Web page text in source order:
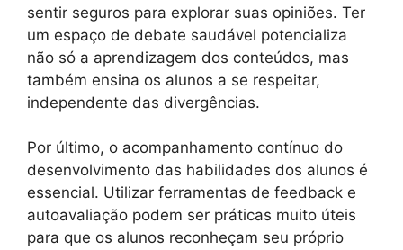
sentir seguros para explorar suas opiniões. Ter
um espaço de debate saudável potencializa
não só a aprendizagem dos conteúdos, mas
também ensina os alunos a se respeitar,
independente das divergências.
Por último, o acompanhamento contínuo do
desenvolvimento das habilidades dos alunos é
essencial. Utilizar ferramentas de feedback e
autoavaliação podem ser práticas muito úteis
para que os alunos reconheçam seu próprio